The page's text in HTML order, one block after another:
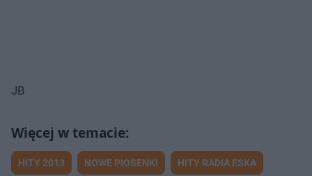
JB
HITY 2013 NOWE PIOSENKI HITY RADIA ESKA